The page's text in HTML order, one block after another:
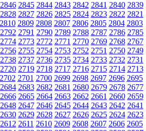
2846 2845 2844 2843 2842 2841 2840 2839
2828 2827 2826 2825 2824 2823 2822 2821
2810 2809 2808 2807 2806 2805 2804 2803
2792 2791 2790 2789 2788 2787 2786 2785
2774 2773 2772 2771 2770 2769 2768 2767
2756 2755 2754 2753 2752 2751 2750 2749
2738 2737 2736 2735 2734 2733 2732 2731
2720 2719 2718 2717 2716 2715 2714 2713
2702 2701 2700 2699 2698 2697 2696 2695
2684 2683 2682 2681 2680 2679 2678 2677
2666 2665 2664 2663 2662 2661 2660 2659
2648 2647 2646 2645 2644 2643 2642 2641
2630 2629 2628 2627 2626 2625 2624 2623
2612 2611 2610 2609 2608 2607 2606 2605